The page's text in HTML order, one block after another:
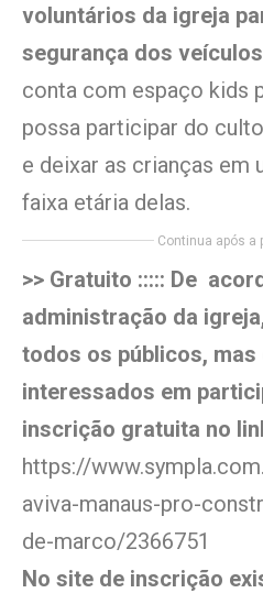
voluntários da igreja
segurança dos
conta com espaço kids
possa participar do
e deixar as crianças em
faixa etária delas.
Continua após a
>> Gratuito ::::: De
administração da
todos os públicos,
interessados em
inscrição gratuita no
https://
aviva-manaus-pro-
de-marco/2366751
No site de inscrição